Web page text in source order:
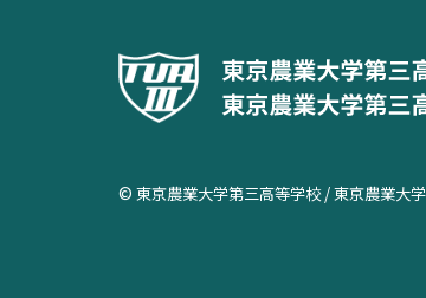
© 東京農業大学第三高等学校 / 東京農業大